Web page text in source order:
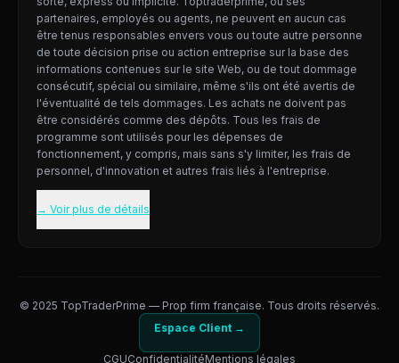
partenaires, employés ou agents, ne peuvent en aucun cas
être tenus responsables envers vous ou toute autre personne
de toute décision prise ou action entreprise sur la base des
informations contenues sur le site Web, ou de tout dommage
consécutif, spécial ou similaire, même s'ils ont été avertis de
l'éventualité de tels dommages. Les achats ne doivent pas
être considérés comme des dépôts. Tous les frais de
programme sont utilisés pour les dépenses de
fonctionnement, y compris, mais sans s'y limiter, les frais de
personnel, d'innovation et autres frais liés à l'entreprise.
→ Voir plus de détails
© 2025 TopTraderPrime — Prop firm française. Tous droits réservés.
Espace Client →
CGUConfidentialitéMentions légales